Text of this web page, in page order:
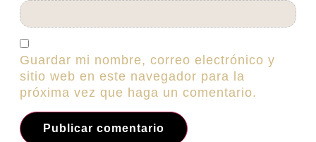
Guardar mi nombre, correo electrónico y
sitio web en este navegador para la
próxima vez que haga un comentario.